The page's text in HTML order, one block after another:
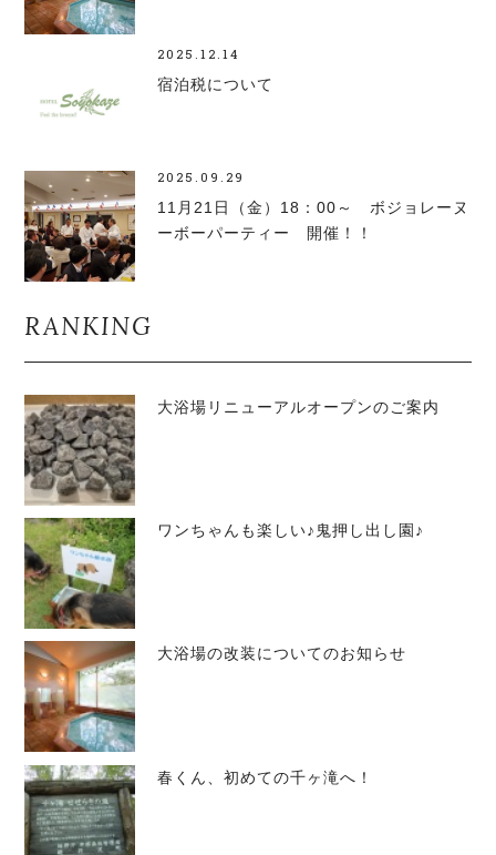
2025.12.14
宿泊税について
2025.09.29
11月21日（金）18：00～ ボジョレーヌ
ーボーパーティー 開催！！
RANKING
大浴場リニューアルオープンのご案内
ワンちゃんも楽しい♪鬼押し出し園♪
大浴場の改装についてのお知らせ
春くん、初めての千ヶ滝へ！